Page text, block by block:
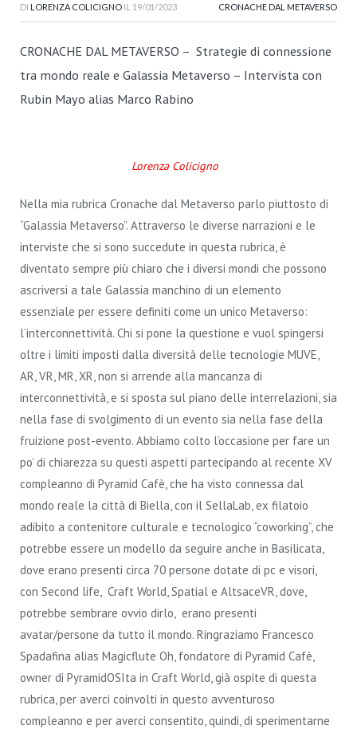
DI LORENZA COLICIGNO IL 19/01/2023 CRONACHE DAL METAVERSO
CRONACHE DAL METAVERSO – Strategie di connessione
tra mondo reale e Galassia Metaverso – Intervista con
Rubin Mayo alias Marco Rabino
Lorenza Colicigno
Nella mia rubrica Cronache dal Metaverso parlo piuttosto di
“Galassia Metaverso”. Attraverso le diverse narrazioni e le
interviste che si sono succedute in questa rubrica, è
diventato sempre più chiaro che i diversi mondi che possono
ascriversi a tale Galassia manchino di un elemento
essenziale per essere definiti come un unico Metaverso:
l’interconnettività. Chi si pone la questione e vuol spingersi
oltre i limiti imposti dalla diversità delle tecnologie MUVE,
AR, VR, MR, XR, non si arrende alla mancanza di
interconnettività, e si sposta sul piano delle interrelazioni, sia
nella fase di svolgimento di un evento sia nella fase della
fruizione post-evento. Abbiamo colto l’occasione per fare un
po’ di chiarezza su questi aspetti partecipando al recente XV
compleanno di Pyramid Cafè, che ha visto connessa dal
mondo reale la città di Biella, con il SellaLab, ex filatoio
adibito a contenitore culturale e tecnologico “coworking”, che
potrebbe essere un modello da seguire anche in Basilicata,
dove erano presenti circa 70 persone dotate di pc e visori,
con Second life, Craft World, Spatial e AltsaceVR, dove,
potrebbe sembrare ovvio dirlo, erano presenti
avatar/persone da tutto il mondo. Ringraziamo Francesco
Spadafina alias Magicflute Oh, fondatore di Pyramid Cafè,
owner di PyramidOSIta in Craft World, già ospite di questa
rubrica, per averci coinvolti in questo avventuroso
compleanno e per averci consentito, quindi, di sperimentarne